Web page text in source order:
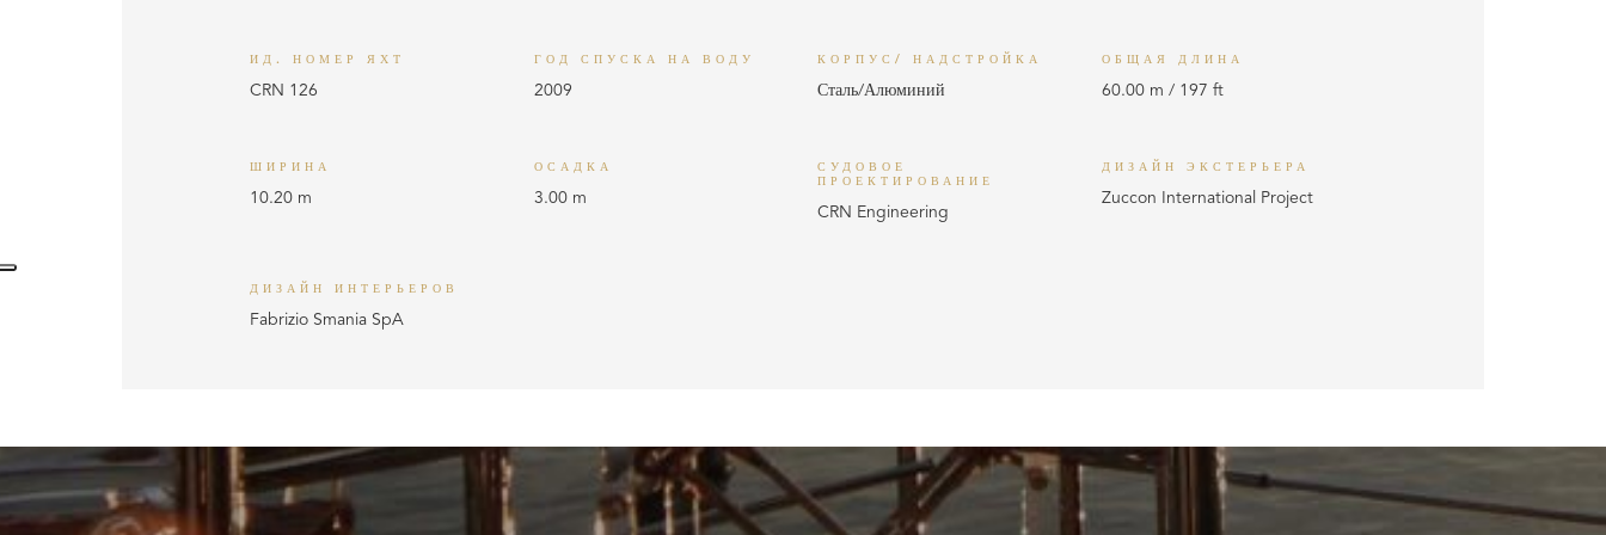
ИД. НОМЕР ЯХТ
CRN 126
ГОД СПУСКА НА ВОДУ
2009
КОРПУС/ НАДСТРОЙКА
Сталь/Алюминий
ОБЩАЯ ДЛИНА
60.00 m / 197 ft
ШИРИНА
10.20 m
ОСАДКА
3.00 m
СУДОВОЕ
ПРОЕКТИРОВАНИЕ
CRN Engineering
ДИЗАЙН ЭКСТЕРЬЕРА
Zuccon International Project
ДИЗАЙН ИНТЕРЬЕРОВ
Fabrizio Smania SpA